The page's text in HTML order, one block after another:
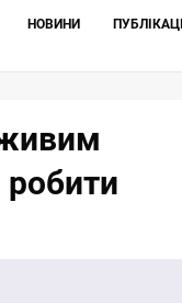
НОВИНИ ПУБЛІКАЦІЇ
робити